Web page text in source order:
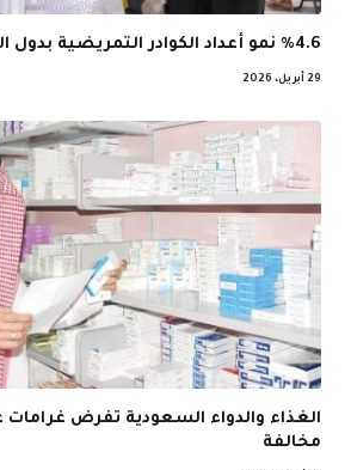
%4.6 نمو أعداد الكوادر التمريضية بدول الخليج خلال عقد
29 أبريل، 2026
مخالفة